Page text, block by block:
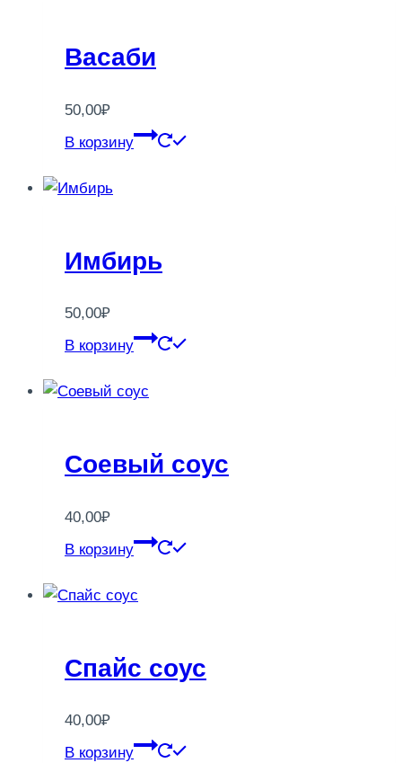
Васаби
50,00₽
В корзину
Имбирь
50,00₽
В корзину
Соевый соус
40,00₽
В корзину
Спайс соус
40,00₽
В корзину